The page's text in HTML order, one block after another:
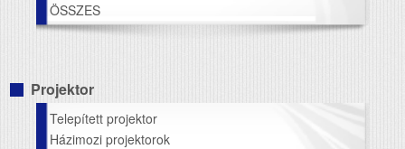
ÖSSZES
Projektor
Telepített projektor
Házimozi projektorok